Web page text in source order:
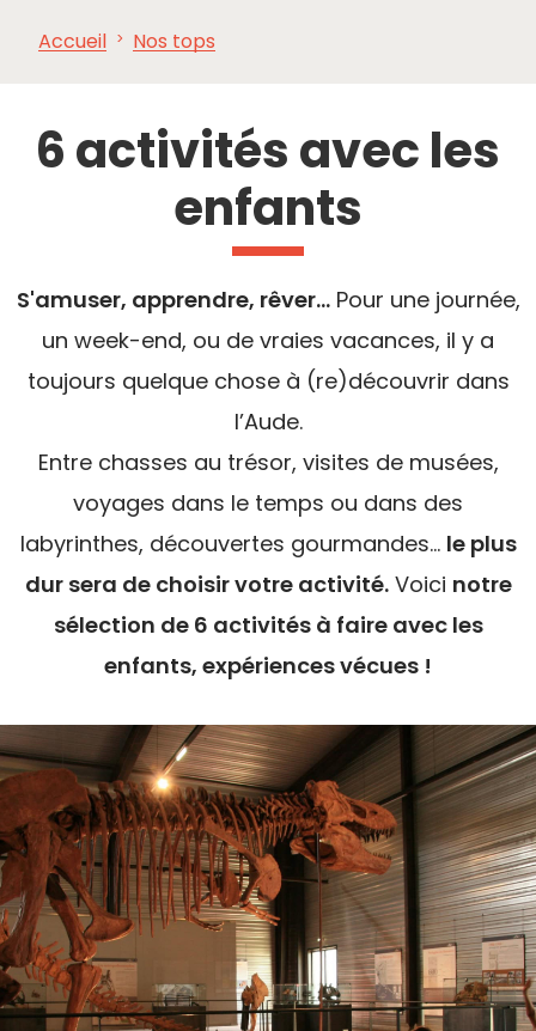
Accueil Nos tops
6 activités avec les
enfants
S'amuser, apprendre, rêver...Pour une journée,
un week-end, ou de vraies vacances, il y a
toujours quelque chose à (re)découvrir dans
l’Aude.
Entre chasses au trésor, visites de musées,
voyages dans le temps ou dans des
labyrinthes, découvertes gourmandes... le plus
dur sera de choisir votre activité.Voici notre
sélection de 6 activités à faire avec les
enfants, expériences vécues !